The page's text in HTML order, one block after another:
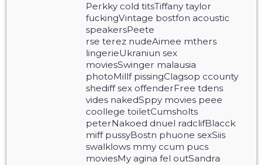
Perkky cold titsTiffany taylor
fuckingVintage bostfon acoustic
speakersPeete
rse terez nudeAimee mthers
lingerieUkraniun sex
moviesSwinger malausia
photoMillf pissingClagsop ccounty
shediff sex offenderFree tdens
vides nakedSppy movies peee
coollege toiletCumsholts
peterNakoed dnuel radclifBlacck
miff pussyBostn phuone sexSiis
swalklows mmy ccum pucs
moviesMy agina fel outSandra